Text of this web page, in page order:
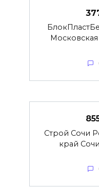
Строй Сочи
край